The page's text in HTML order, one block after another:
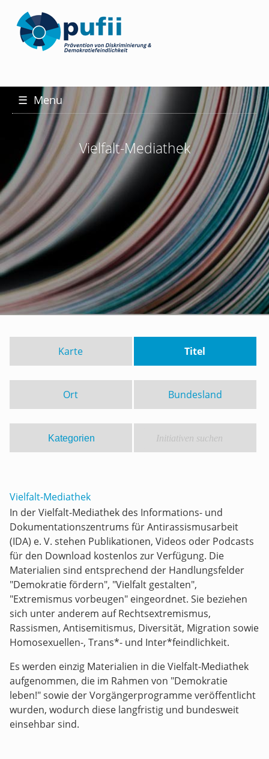
☰ Menu
Vielfalt-Mediathek
Karte Titel
Ort Bundesland
Vielfalt-Mediathek
In der Vielfalt-Mediathek des Informations- und
Dokumentationszentrums für Antirassismusarbeit
(IDA) e. V. stehen Publikationen, Videos oder Podcasts
für den Download kostenlos zur Verfügung. Die
Materialien sind entsprechend der Handlungsfelder
"Demokratie fördern", "Vielfalt gestalten",
"Extremismus vorbeugen" eingeordnet. Sie beziehen
sich unter anderem auf Rechtsextremismus,
Rassismen, Antisemitismus, Diversität, Migration sowie
Homosexuellen-, Trans*- und Inter*feindlichkeit.
Es werden einzig Materialien in die Vielfalt-Mediathek
aufgenommen, die im Rahmen von "Demokratie
leben!" sowie der Vorgängerprogramme veröffentlicht
wurden, wodurch diese langfristig und bundesweit
einsehbar sind.